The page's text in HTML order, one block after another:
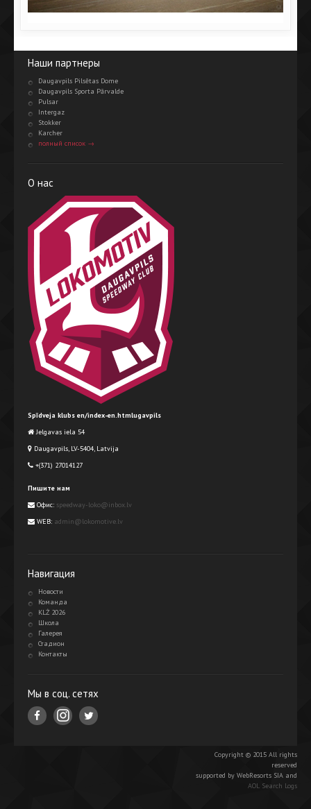
Наши партнеры
Daugavpils Pilsētas Dome
Daugavpils Sporta Pārvalde
Pulsar
Intergaz
Stokker
Karcher
полный список →
О нас
Spīdveja klubs en/index-en.htmlugavpils
Jelgavas iela 54
Daugavpils, LV-5404, Latvija
+(371) 27014127
Пишите нам
Офис: speedway-loko@inbox.lv
WEB: admin@lokomotive.lv
Навигация
Новости
Команда
KLŻ 2026
Школа
Галерея
Стадион
Контакты
Мы в соц. сетях
Copyright © 2015 All rights
reserved
supported by WebResorts SIA and
AOL Search Logs